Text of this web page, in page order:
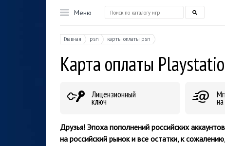
Меню
Главная psn карты оплаты psn
Карта оплаты
Лицензионный
ключ
Друзья! Эпоха пополнений российских
на российский рынок и все остатки, к